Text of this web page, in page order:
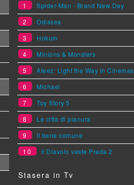
1
Spider-Man - Brand New Day
2
Odissea
3
Hokum
4
Minions & Monsters
5
Ateez: Light the Way in Cinemas
6
Michael
7
Toy Story 5
8
Le città di pianura
9
Il bene comune
10
Il Diavolo veste Prada 2
Stasera in Tv